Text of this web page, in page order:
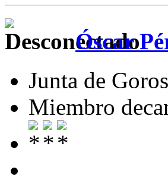
Óscar
Junta de
Miembro